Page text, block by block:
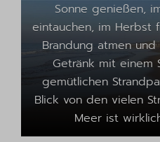
Sonne genießen,
eintauchen, im Herbst
Brandung atmen
Getränk mit einem
gemütlichen
Blick von den vielen
Meer ist